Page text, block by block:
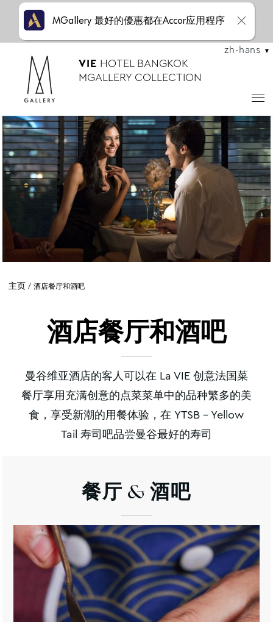
VIE HOTEL BANGKOK
MGALLERY COLLECTION
zh-hans
主页 酒店餐厅和酒吧
酒店餐厅和酒吧
曼谷维亚酒店的客人可以在 La VIE 创意法国菜
餐厅享用充满创意的点菜菜单中的品种繁多的美
食，享受新潮的用餐体验，在 YTSB - Yellow
Tail 寿司吧品尝曼谷最好的寿司
餐厅 & 酒吧
MGallery 最好的優惠都在Accor应用程序